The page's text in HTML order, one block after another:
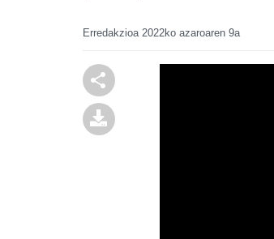
Erredakzioa 2022ko azaroaren 9a